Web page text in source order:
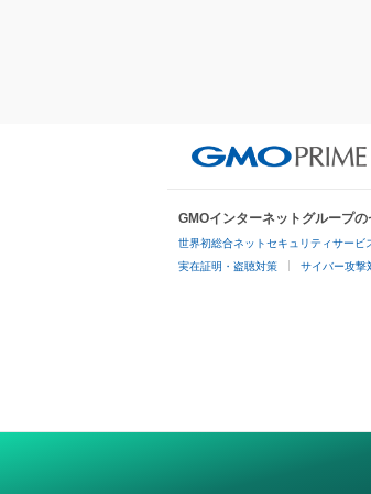
GMOインターネットグループ
世界初総合ネットセキュリティサービ
実在証明・盗聴対策 サイバー攻撃